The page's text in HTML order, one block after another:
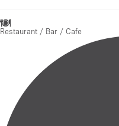
Restaurant / Bar / Cafe